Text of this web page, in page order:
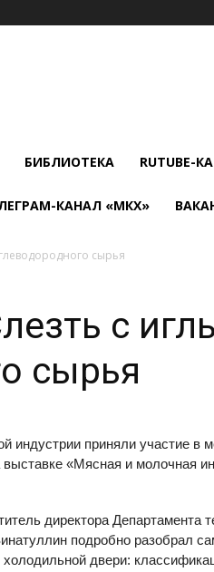
БИБЛИОТЕКА RUTUBE-
КАНАЛ «МКХ»
сырья
с
сырья
индустрии приняли участие в
«Мясная и молочная
директора Департамента
подробно разобрал
двери: